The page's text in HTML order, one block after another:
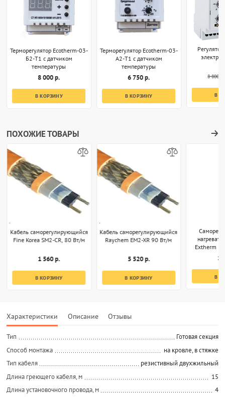
Терморегулятор Ecotherm-03-
Б2-T1 с датчиком
температуры
8 000 р.
В КОРЗИНУ
Терморегулятор Ecotherm-03-
А2-T1 с датчиком
температуры
6 750 р.
В КОРЗИНУ
8 800 р.
В
ПОХОЖИЕ ТОВАРЫ
Кабель саморегулирующийся
Fine Korea SM2-CR, 80 Вт/м
1 560 р.
В КОРЗИНУ
Кабель саморегулирующийся
Raychem EM2-XR 90 Вт/м
5 520 р.
В КОРЗИНУ
Extherm
1
В
Характеристики Описание Отзывы
Тип
Готовая секция
Способ монтажа
на кровле, в стяжке
Тип кабеля
резистивный двухжильный
Длина греющего кабеля, м
15
Длина установочного провода, м
4